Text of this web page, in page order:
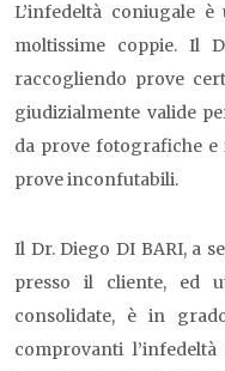
L’infedeltà coniugale
moltissime coppie. Il
raccogliendo prove
giudizialmente valide
da prove fotografiche
prove inconfutabili.
Il Dr. Diego DI BARI, a
presso il cliente, ed
consolidate, è in
comprovanti